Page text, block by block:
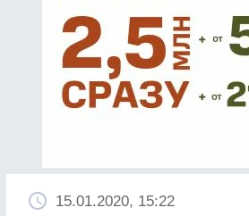
15.01.2020, 15:22